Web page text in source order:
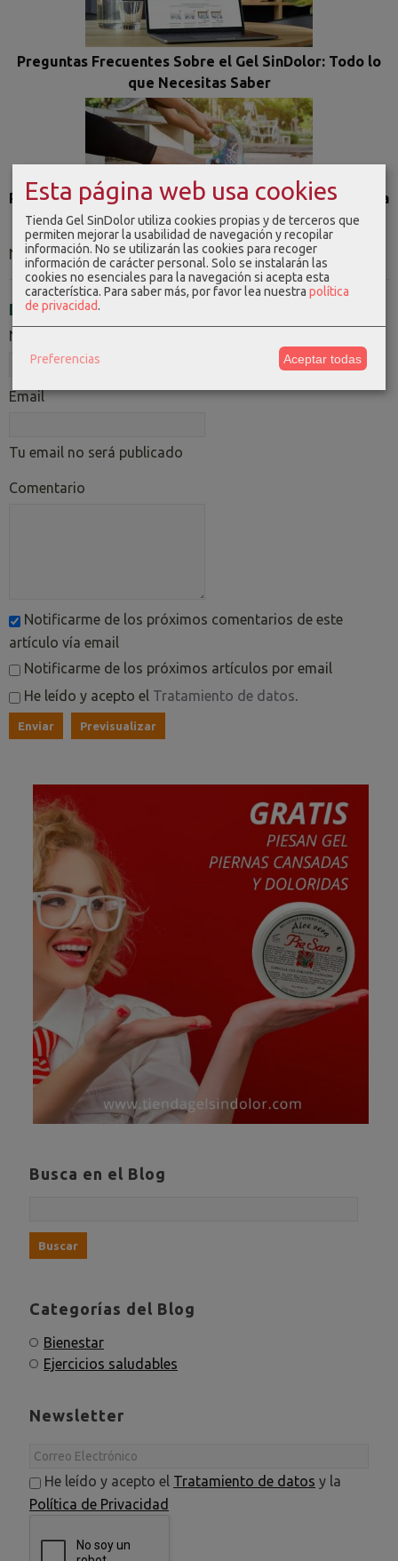
Busca en el Blog
Categorías del Blog
Bienestar
Ejercicios saludables
Newsletter
He leído y acepto el Tratamiento de datos y la
Política de Privacidad
Preguntas Frecuentes Sobre el Gel SinDolor: Todo lo
que Necesitas Saber
Prevenir es mejor que curar: Consejos y ejercicios para
evitar el dolor muscular
No se encontraron resultados.
Deja un Comentario
Nombre
Email
Tu email no será publicado
Comentario
Notificarme de los próximos comentarios de este
artículo vía email
Notificarme de los próximos artículos por email
He leído y acepto el Tratamiento de datos.
Esta página web usa cookies
Tienda Gel SinDolor utiliza cookies propias y de terceros que
permiten mejorar la usabilidad de navegación y recopilar
información. No se utilizarán las cookies para recoger
información de carácter personal. Solo se instalarán las
cookies no esenciales para la navegación si acepta esta
característica. Para saber más, por favor lea nuestra política
de privacidad.
Preferencias Aceptar todas